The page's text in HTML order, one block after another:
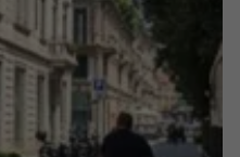
dieses Cookie über
Videos und